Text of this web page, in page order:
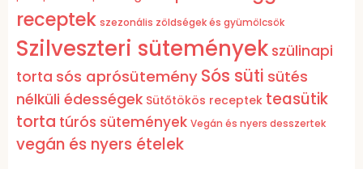
receptek szezonális zöldségek és gyümölcsök
Szilveszteri sütemények szülinapi
torta sós aprósütemény Sós süti sütés
nélküli édességek Sütőtökös receptek teasütik
torta túrós sütemények Vegán és nyers desszertek
vegán és nyers ételek